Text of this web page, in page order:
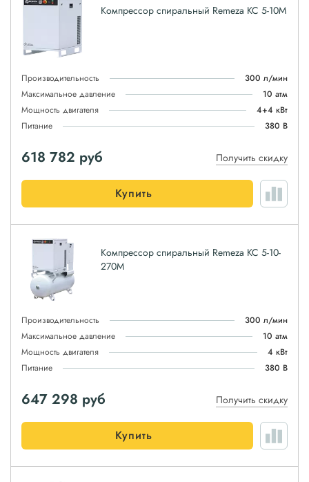
Компрессор спиральный Remeza КС 5-10М
Производительность
300 л/мин
Максимальное давление
10 атм
Мощность двигателя
4+4 кВт
Питание
380 В
618 782 руб Получить скидку
Купить
Компрессор спиральный Remeza КС 5-10-
270М
Производительность
300 л/мин
Максимальное давление
10 атм
Мощность двигателя
4 кВт
Питание
380 В
647 298 руб Получить скидку
Купить